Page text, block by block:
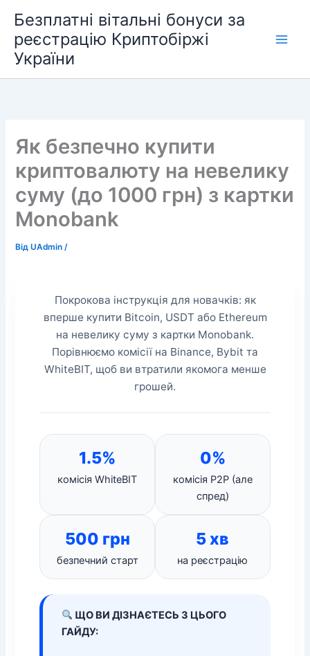
вмісту
Безплатні вітальні бонуси за
реєстрацію Криптобіржі
України
Як безпечно купити
криптовалюту на невелику
суму (до 1000 грн) з картки
Monobank
ВідUAdmin/
Покрокова інструкція для новачків: як
вперше купити Bitcoin, USDT або Ethereum
на невелику суму з картки Monobank.
Порівнюємо комісії на Binance, Bybit та
WhiteBIT, щоб ви втратили якомога менше
грошей.
1.5%
комісія WhiteBIT
0%
комісія P2P (але
спред)
500 грн
безпечний старт
5 хв
на реєстрацію
ЩО ВИ ДІЗНАЄТЕСЬ З ЦЬОГО
ГАЙДУ: